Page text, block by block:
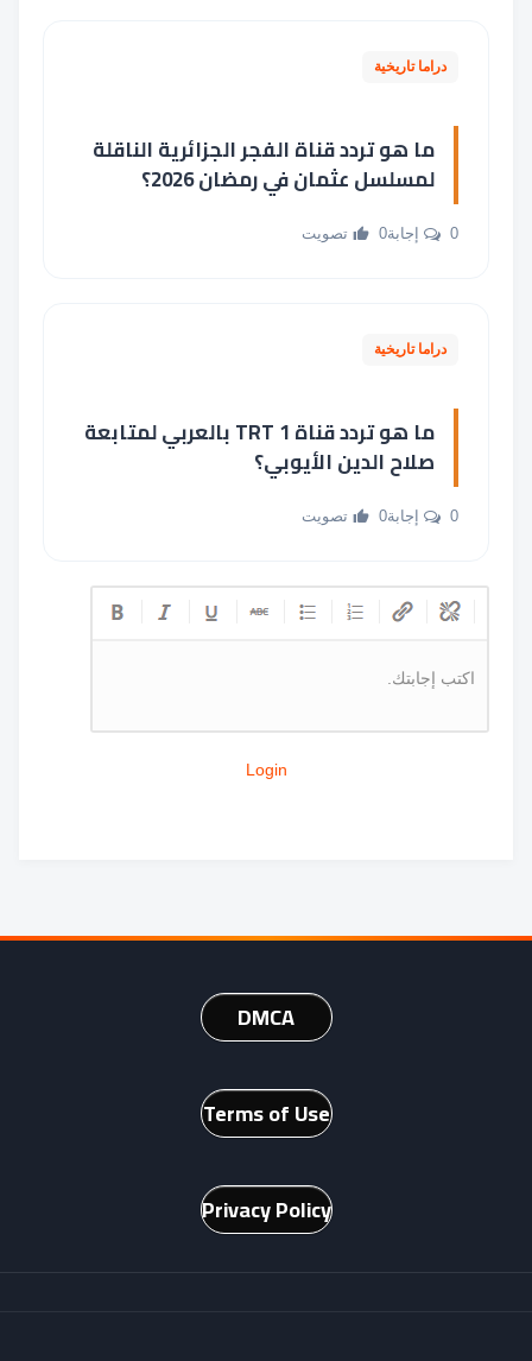
دراما تاريخية
ما هو تردد قناة الفجر الجزائرية الناقلة
لمسلسل عثمان في رمضان 2026؟
0 إجابة 0 تصويت
دراما تاريخية
ما هو تردد قناة TRT 1 بالعربي لمتابعة
صلاح الدين الأيوبي؟
0 إجابة 0 تصويت
اكتب إجابتك.
Login
DMCA
Terms of Use
Privacy Policy